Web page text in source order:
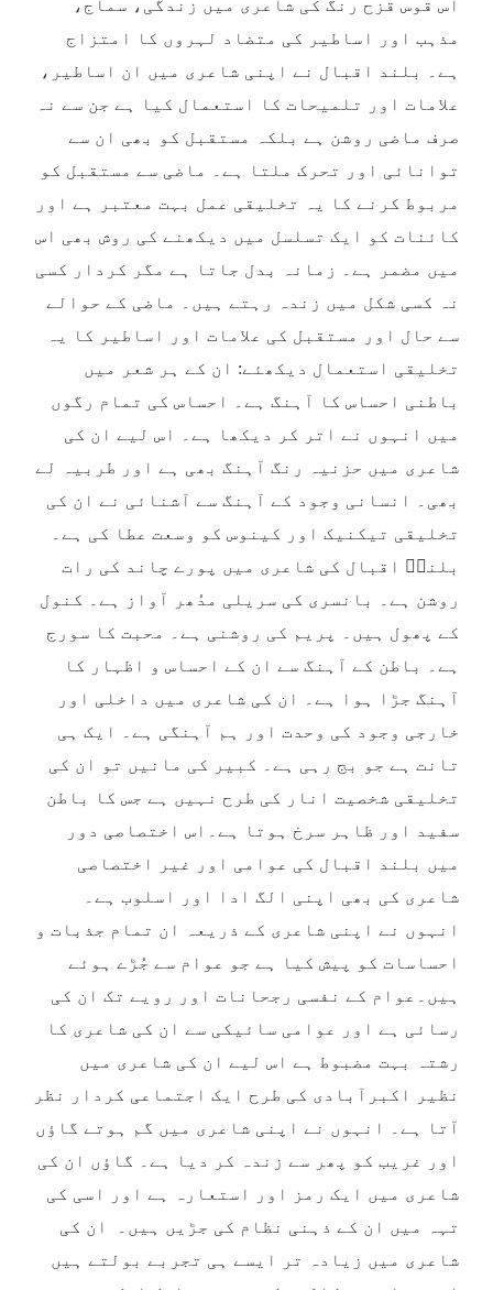
اس قوس قزح رنگ کی شاعری میں زندگی، سماج،
مذہب اور اساطیر کی متضاد لہروں کا امتزاج
ہے۔ بلند اقبال نے اپنی شاعری میں ان اساطیر،
علامات اور تلمیحات کا استعمال کیا ہے جن سے نہ
صرف ماضی روشن ہے بلکہ مستقبل کو بھی ان سے
توانائی اور تحرک ملتا ہے۔ ماضی سے مستقبل کو
مربوط کرنے کا یہ تخلیقی عمل بہت معتبر ہے اور
کائنات کو ایک تسلسل میں دیکھنے کی روش بھی اس
میں مضمر ہے۔ زمانہ بدل جاتا ہے مگر کردار کسی
نہ کسی شکل میں زندہ رہتے ہیں۔ ماضی کے حوالے
سے حال اور مستقبل کی علامات اور اساطیر کا یہ
تخلیقی استعمال دیکھئے: ان کے ہر شعر میں
باطنی احساس کا آہنگ ہے۔ احساس کی تمام رگوں
میں انہوں نے اتر کر دیکھا ہے۔ اس لیے ان کی
شاعری میں حزنیہ رنگ آہنگ بھی ہے اور طربیہ لے
بھی۔ انسانی وجود کے آہنگ سے آشنائی نے ان کی
تخلیقی تیکنیک اور کینوس کو وسعت عطا کی ہے۔
بلندؔ اقبال کی شاعری میں پورے چاند کی رات
روشن ہے۔ بانسری کی سریلی مدُھر آواز ہے۔ کنول
کے پھول ہیں۔ پریم کی روشنی ہے۔ محبت کا سورج
ہے۔ باطن کے آہنگ سے ان کے احساس و اظہار کا
آہنگ جڑا ہوا ہے۔ ان کی شاعری میں داخلی اور
خارجی وجود کی وحدت اور ہم آہنگی ہے۔ ایک ہی
تانت ہے جو بج رہی ہے۔ کبیر کی مانیں تو ان کی
تخلیقی شخصیت انار کی طرح نہیں ہے جس کا باطن
سفید اور ظاہر سرخ ہوتا ہے۔اس اختصاصی دور
میں بلند اقبال کی عوامی اور غیر اختصاصی
شاعری کی بھی اپنی الگ ادا اور اسلوب ہے۔
انہوں نے اپنی شاعری کے ذریعہ ان تمام جذبات و
احساسات کو پیش کیا ہے جو عوام سے جُڑے ہوئے
ہیں۔عوام کے نفسی رجحانات اور رویے تک ان کی
رسائی ہے اور عوامی سائیکی سے ان کی شاعری کا
رشتہ بہت مضبوط ہے اس لیے ان کی شاعری میں
نظیر اکبرآبادی کی طرح ایک اجتماعی کردار نظر
آتا ہے۔ انہوں نے اپنی شاعری میں گم ہوتے گاؤں
اور غریب کو پھر سے زندہ کر دیا ہے۔ گاؤں ان کی
شاعری میں ایک رمز اور استعارہ ہے اور اسی کی
تہہ میں ان کے ذہنی نظام کی جڑیں ہیں۔ ان کی
شاعری میں زیادہ تر ایسے ہی تجربے بولتے ہیں